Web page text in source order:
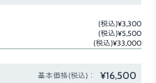
(税込)¥3,300
(税込)¥5,500
(税込)¥33,000
基本価格(税込)： ¥16,500